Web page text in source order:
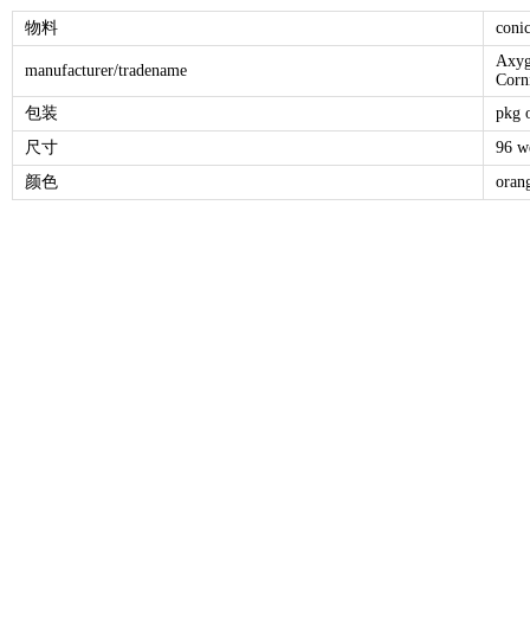
物料
manufacturer/tradename
包装
pkg
尺寸
96
颜色